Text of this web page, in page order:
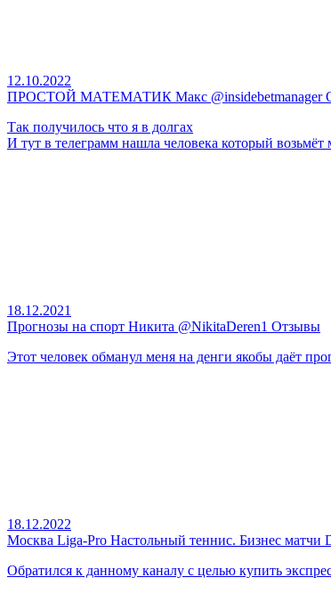
12.10.2022
ПРОСТОЙ МАТЕМАТИК Макс @insidebetmanager
Так получилось что я в долгах
И тут в телеграмм нашла человека который возьмёт
18.12.2021
Прогнозы на спорт Никита @NikitaDeren1 Отзывы
Этот человек обманул меня на денги якобы даёт
18.12.2022
Москва Liga-Pro Настольный теннис. Бизнес матчи
Обратился к данному каналу с целью купить